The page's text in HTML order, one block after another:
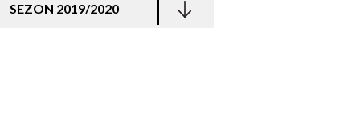
SEZON 2019/2020